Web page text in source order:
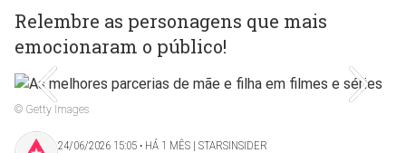
Relembre as personagens que mais
emocionaram o público!
© Getty Images
24/06/2026 15:05 ‧ HÁ 1 MÊS | STARSINSIDER